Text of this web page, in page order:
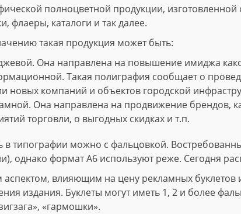
полноцветной продукции,
флаеры, каталоги и так далее.
такая продукция может быть:
Она направлена на повышение имиджа
Такая полиграфия сообщает о
новых компаний и объектов городской
Она направлена на продвижение брендов,
торговли, о выгодных скидках и т.п.
в типографии можно с фальцовкой.
однако формат А6 используют реже. Сегодня
влияющим на цену рекламных буклетов
издания. Буклеты могут иметь 1, 2 и более
«гармошки».